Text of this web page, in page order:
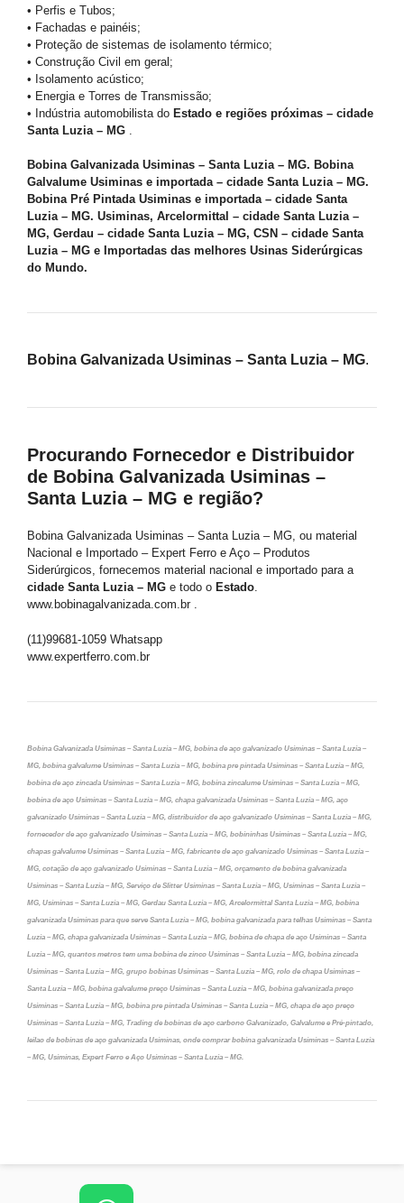
• Perfis e Tubos;
• Fachadas e painéis;
• Proteção de sistemas de isolamento térmico;
• Construção Civil em geral;
• Isolamento acústico;
• Energia e Torres de Transmissão;
• Indústria automobilista do Estado e regiões próximas – cidade
Santa Luzia – MG
Bobina Galvanizada Usiminas – Santa Luzia – MG. Bobina
Galvalume Usiminas e importada – cidade Santa Luzia – MG.
Bobina Pré Pintada Usiminas e importada – cidade Santa
Luzia – MG. Usiminas, Arcelormittal – cidade Santa Luzia –
MG, Gerdau – cidade Santa Luzia – MG, CSN – cidade Santa
Luzia – MG e Importadas das melhores Usinas Siderúrgicas
do Mundo.
Bobina Galvanizada Usiminas – Santa Luzia – MG.
Procurando Fornecedor e Distribuidor
de Bobina Galvanizada Usiminas –
Santa Luzia – MG e região?
Bobina Galvanizada Usiminas – Santa Luzia – MG, ou material
Nacional e Importado – Expert Ferro e Aço – Produtos
Siderúrgicos, fornecemos material nacional e importado para a
cidade Santa Luzia – MG e todo o Estado.
www.bobinagalvanizada.com.br .
(11)99681-1059 Whatsapp
www.expertferro.com.br
Bobina Galvanizada Usiminas – Santa Luzia – MG, bobina de aço galvanizado Usiminas – Santa Luzia –
MG, bobina galvalume Usiminas – Santa Luzia – MG, bobina pre pintada Usiminas – Santa Luzia – MG,
bobina de aço zincada Usiminas – Santa Luzia – MG, bobina zincalume Usiminas – Santa Luzia – MG,
bobina de aço Usiminas – Santa Luzia – MG, chapa galvanizada Usiminas – Santa Luzia – MG, aço
galvanizado Usiminas – Santa Luzia – MG, distribuidor de aço galvanizado Usiminas – Santa Luzia – MG,
fornecedor de aço galvanizado Usiminas – Santa Luzia – MG, bobininhas Usiminas – Santa Luzia – MG,
chapas galvalume Usiminas – Santa Luzia – MG, fabricante de aço galvanizado Usiminas – Santa Luzia –
MG, cotação de aço galvanizado Usiminas – Santa Luzia – MG, orçamento de bobina galvanizada
Usiminas – Santa Luzia – MG, Serviço de Slitter Usiminas – Santa Luzia – MG, Usiminas – Santa Luzia –
MG, Usiminas – Santa Luzia – MG, Gerdau Santa Luzia – MG, Arcelormittal Santa Luzia – MG, bobina
galvanizada Usiminas para que serve Santa Luzia – MG, bobina galvanizada para telhas Usiminas – Santa
Luzia – MG, chapa galvanizada Usiminas – Santa Luzia – MG, bobina de chapa de aço Usiminas – Santa
Luzia – MG, quantos metros tem uma bobina de zinco Usiminas – Santa Luzia – MG, bobina zincada
Usiminas – Santa Luzia – MG, grupo bobinas Usiminas – Santa Luzia – MG, rolo de chapa Usiminas –
Santa Luzia – MG, bobina galvalume preço Usiminas – Santa Luzia – MG, bobina galvanizada preço
Usiminas – Santa Luzia – MG, bobina pre pintada Usiminas – Santa Luzia – MG, chapa de aço preço
Usiminas – Santa Luzia – MG, Trading de bobinas de aço carbono Galvanizado, Galvalume e Pré-pintado,
leilao de bobinas de aço galvanizada Usiminas, onde comprar bobina galvanizada Usiminas – Santa Luzia
– MG, Usiminas, Expert Ferro e Aço Usiminas – Santa Luzia – MG.